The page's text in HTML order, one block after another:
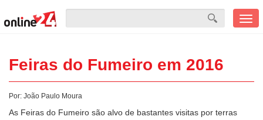
Feiras do Fumeiro em 2016
Por: João Paulo Moura
As Feiras do Fumeiro são alvo de bastantes visitas por terras